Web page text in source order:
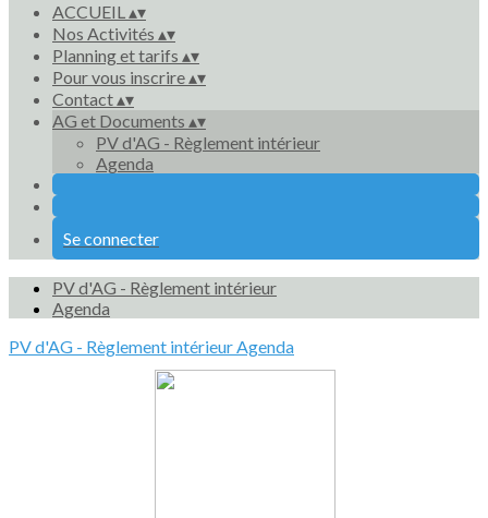
ACCUEIL▴▾
Nos Activités ▴▾
Planning et tarifs ▴▾
Pour vous inscrire▴▾
Contact▴▾
AG et Documents ▴▾
PV d'AG - Règlement intérieur
Agenda
Se connecter
PV d'AG - Règlement intérieur
Agenda
PV d'AG - Règlement intérieurAgenda